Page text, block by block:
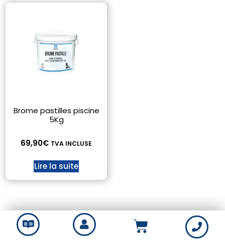
Brome pastilles piscine
5Kg
69,90€ TVA INCLUSE
Lire la suite